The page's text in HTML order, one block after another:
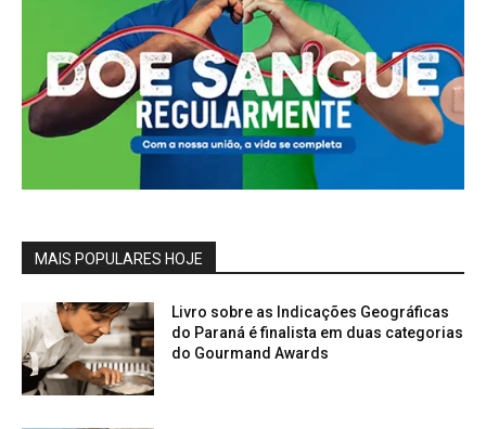
MAIS POPULARES HOJE
Livro sobre as Indicações Geográficas
do Paraná é finalista em duas categorias
do Gourmand Awards